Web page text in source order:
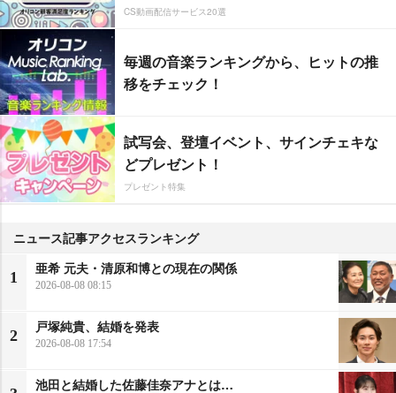
CS動画配信サービス20選
毎週の音楽ランキングから、ヒットの推
移をチェック！
試写会、登壇イベント、サインチェキな
どプレゼント！
プレゼント特集
ニュース記事アクセスランキング
1
亜希 元夫・清原和博との現在の関係
2026-08-08 08:15
2
戸塚純貴、結婚を発表
2026-08-08 17:54
池田と結婚した佐藤佳奈アナとは…